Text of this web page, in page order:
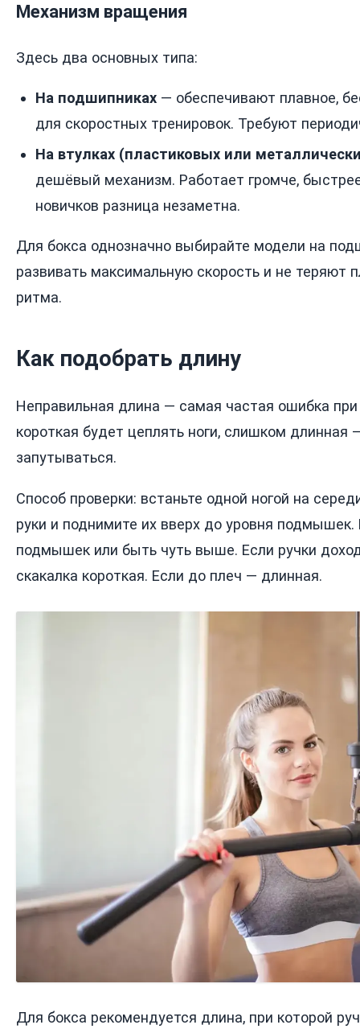
Механизм вращения
Здесь два основных типа:
На подшипниках — обеспечивают плавное,
для скоростных тренировок. Требуют
На втулках (пластиковых или
дешёвый механизм. Работает громче,
новичков разница незаметна.
Для бокса однозначно выбирайте модели на
развивать максимальную скорость и не теряют
ритма.
Как подобрать длину
Неправильная длина — самая частая ошибка
короткая будет цеплять ноги, слишком
запутываться.
Способ проверки: встаньте одной ногой на
руки и поднимите их вверх до уровня
подмышек или быть чуть выше. Если ручки
скакалка короткая. Если до плеч — длинная.
Для бокса рекомендуется длина, при которой